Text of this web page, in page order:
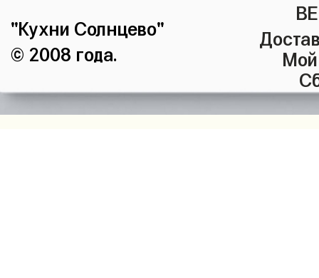
"Кухни Солнцево"
© 2008 года.